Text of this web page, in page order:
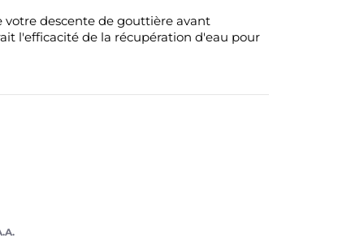
descente de gouttière avant
l'efficacité de la récupération d'eau pour